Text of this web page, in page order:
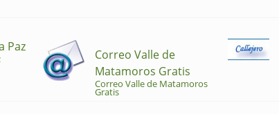
Paz
Correo Valle de
Matamoros Gratis
Correo Valle de Matamoros
Gratis